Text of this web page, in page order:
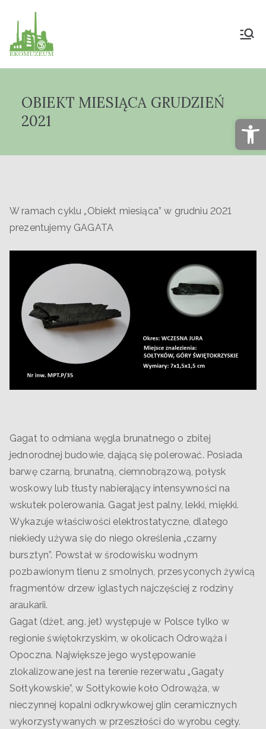
Muzeum Przyrody
"Ekomuzeum" im.
OBIEKT MIESIĄCA GRUDZIEŃ
2021
W ramach cyklu „Obiekt miesiąca” w grudniu 2021
prezentujemy GAGATA
Gagat to odmiana węgla brunatnego o zbitej
jednorodnej budowie, dającą się polerować. Posiada
barwę czarną, brunatną, ciemnobrązową, połysk
woskowy lub tłusty nabierający intensywności na
wskutek polerowania. Gagat jest palny, lekki, miękki.
Wykazuje właściwości elektrostatyczne, dlatego
niekiedy używa się do niego określenia „czarny
bursztyn”. Powstał w środowisku wodnym
pozbawionym tlenu z smolnych, przesyconych żywicą
fragmentów drzew iglastych najczęściej z rodziny
araukarii.
Gagat (dżet, ang. jet) występuje w Polsce tylko w
regionie świętokrzyskim, w okolicach Odrowąża i
Opoczna. Największe jego występowanie
zlokalizowane jest na terenie rezerwatu „Gagaty
Sołtykowskie”, w Sołtykowie koło Odrowąża, w
nieczynnej kopalni odkrywkowej glin ceramicznych
wykorzystywanych w przeszłości do wyrobu cegły.